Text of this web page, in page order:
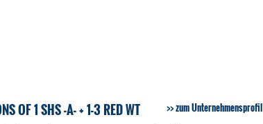
OF 1 SHS -A- + 1-3 RED WT zum Unternehmensprofil